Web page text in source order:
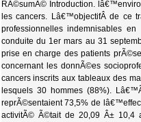
RÃ©sumÃ© Introduction.
les cancers. Lâ€™objectifÂ de ce
professionnelles indemnisables
conduite du 1er mars au 31
prise en charge des patients
concernant les donnÃ©es
cancers inscrits aux tableaux des
lesquels 30 hommes (88%).
reprÃ©sentaient 73,5% de
activitÃ© Ã©tait de 20,09 Â± 10,4